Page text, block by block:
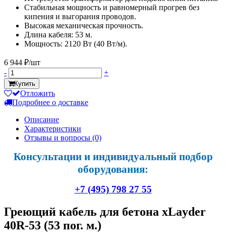
Стабильная мощность и равномерный прогрев без
кипения и выгорания проводов.
Высокая механическая прочность.
Длина кабеля: 53 м.
Мощность: 2120 Вт (40 Вт/м).
6 944 ₽/шт
-
+
Купить
Отложить
Подробнее о доставке
Описание
Характеристики
Отзывы и вопросы (0)
Консультации и индивидуальный подбор
оборудования:
+7 (495) 798 27 55
Греющий кабель для бетона xLayder
40R-53 (53 пог. м.)